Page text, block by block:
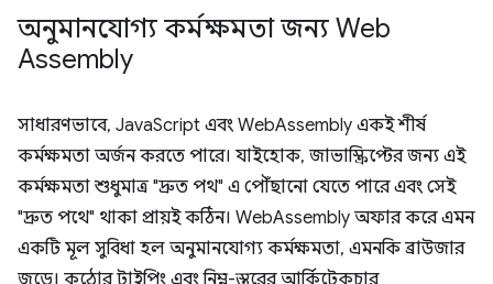
অনুমানযোগ্য কর্মক্ষমতা জন্য Web
Assembly
সাধারণভাবে, JavaScript এবং WebAssembly একই শীর্ষ
কর্মক্ষমতা অর্জন করতে পারে। যাইহোক, জাভাস্ক্রিপ্টের জন্য এই
কর্মক্ষমতা শুধুমাত্র "দ্রুত পথ" এ পৌঁছানো যেতে পারে এবং সেই
"দ্রুত পথে" থাকা প্রায়ই কঠিন। WebAssembly অফার করে এমন
একটি মূল সুবিধা হল অনুমানযোগ্য কর্মক্ষমতা, এমনকি ব্রাউজার
জুড়ে। কঠোর টাইপিং এবং নিম্ন-স্তরের আর্কিটেকচার